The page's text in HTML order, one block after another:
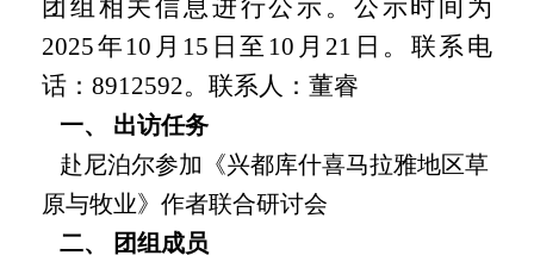
团组相关信息进行公示 。 公示时间为
2025年 10 月 15 日至 10 月 21 日。联系电
话： 8912592。联系人：董睿
一、
出访任务
赴尼泊尔参加《兴都库什喜马拉雅地区草
原与牧业》作者联合研讨会
二、
团组成员